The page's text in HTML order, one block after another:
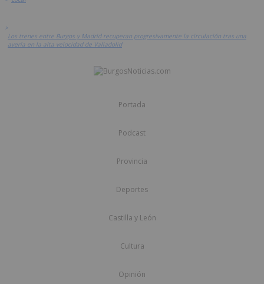
>
Los trenes entre Burgos y Madrid recuperan progresivamente la circulación tras una
avería en la alta velocidad de Valladolid
Portada
Podcast
Provincia
Deportes
Castilla y León
Cultura
Opinión